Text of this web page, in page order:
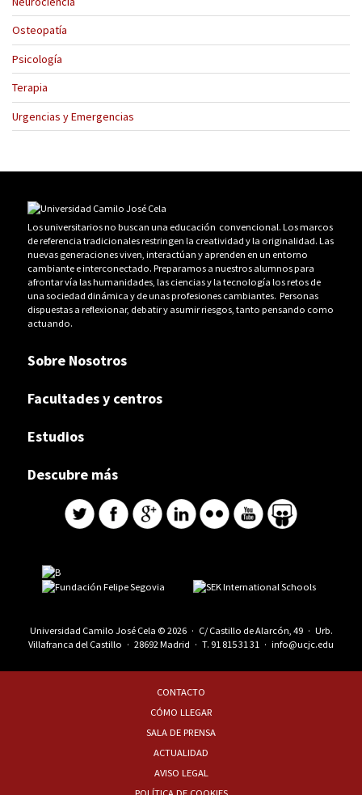
Osteopatía
Psicología
Terapia
Urgencias y Emergencias
Los universitarios no buscan una educación convencional. Los marcos
de referencia tradicionales restringen la creatividad y la originalidad. Las
nuevas generaciones viven, interactúan y aprenden en un entorno
cambiante e interconectado. Preparamos a nuestros alumnos para
afrontar vía las humanidades, las ciencias y la tecnología los retos de
una sociedad dinámica y de unas profesiones cambiantes. Personas
dispuestas a reflexionar, debatir y asumir riesgos, tanto pensando como
actuando.
Sobre Nosotros
Facultades y centros
Estudios
Descubre más
Universidad Camilo José Cela © 2026 · C/ Castillo de Alarcón, 49 · Urb.
Villafranca del Castillo · 28692 Madrid · T. 91 815 31 31 · info@ucjc.edu
CONTACTO
CÓMO LLEGAR
SALA DE PRENSA
ACTUALIDAD
AVISO LEGAL